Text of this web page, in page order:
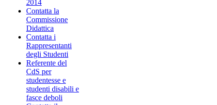
2014
Contatta la
Commissione
Didattica
Contatta i
Rappresentanti
degli Studenti
Referente del
CdS per
studentesse e
studenti disabili e
fasce deboli